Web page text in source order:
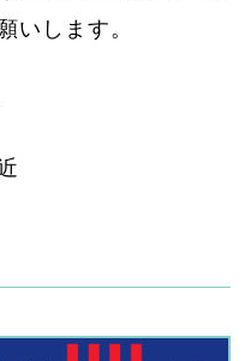
いします。